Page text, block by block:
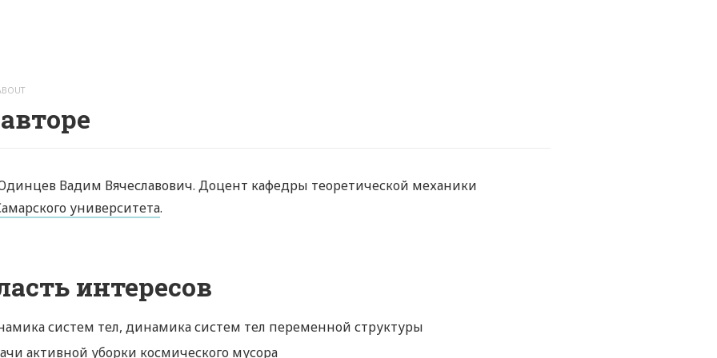
Вадим Вячеславович. Доцент кафедры теоретической механики
университета.
интересов
систем тел, динамика систем тел переменной структуры
активной уборки космического мусора